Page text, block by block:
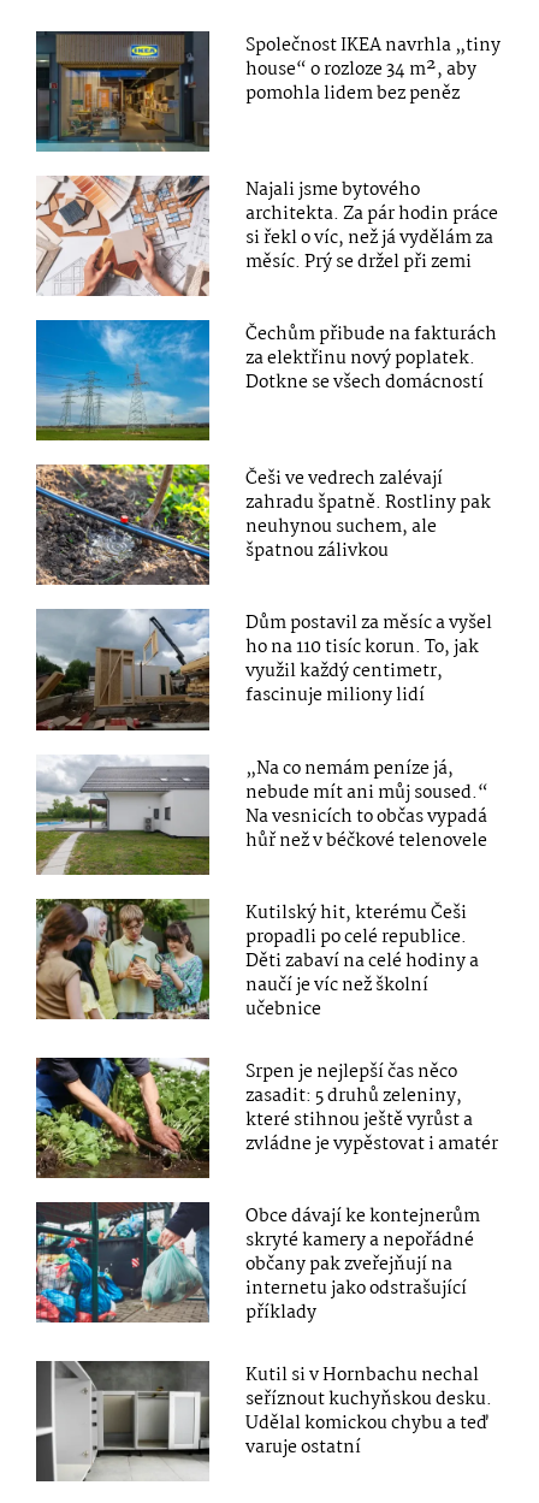
Společnost IKEA navrhla „tiny
house“ o rozloze 34 m², aby
pomohla lidem bez peněz
Najali jsme bytového
architekta. Za pár hodin práce
si řekl o víc, než já vydělám za
měsíc. Prý se držel při zemi
Čechům přibude na fakturách
za elektřinu nový poplatek.
Dotkne se všech domácností
Češi ve vedrech zalévají
zahradu špatně. Rostliny pak
neuhynou suchem, ale
špatnou zálivkou
Dům postavil za měsíc a vyšel
ho na 110 tisíc korun. To, jak
využil každý centimetr,
fascinuje miliony lidí
„Na co nemám peníze já,
nebude mít ani můj soused.“
Na vesnicích to občas vypadá
hůř než v béčkové telenovele
Kutilský hit, kterému Češi
propadli po celé republice.
Děti zabaví na celé hodiny a
naučí je víc než školní
učebnice
Srpen je nejlepší čas něco
zasadit: 5 druhů zeleniny,
které stihnou ještě vyrůst a
zvládne je vypěstovat i amatér
Obce dávají ke kontejnerům
skryté kamery a nepořádné
občany pak zveřejňují na
internetu jako odstrašující
příklady
Kutil si v Hornbachu nechal
seříznout kuchyňskou desku.
Udělal komickou chybu a teď
varuje ostatní